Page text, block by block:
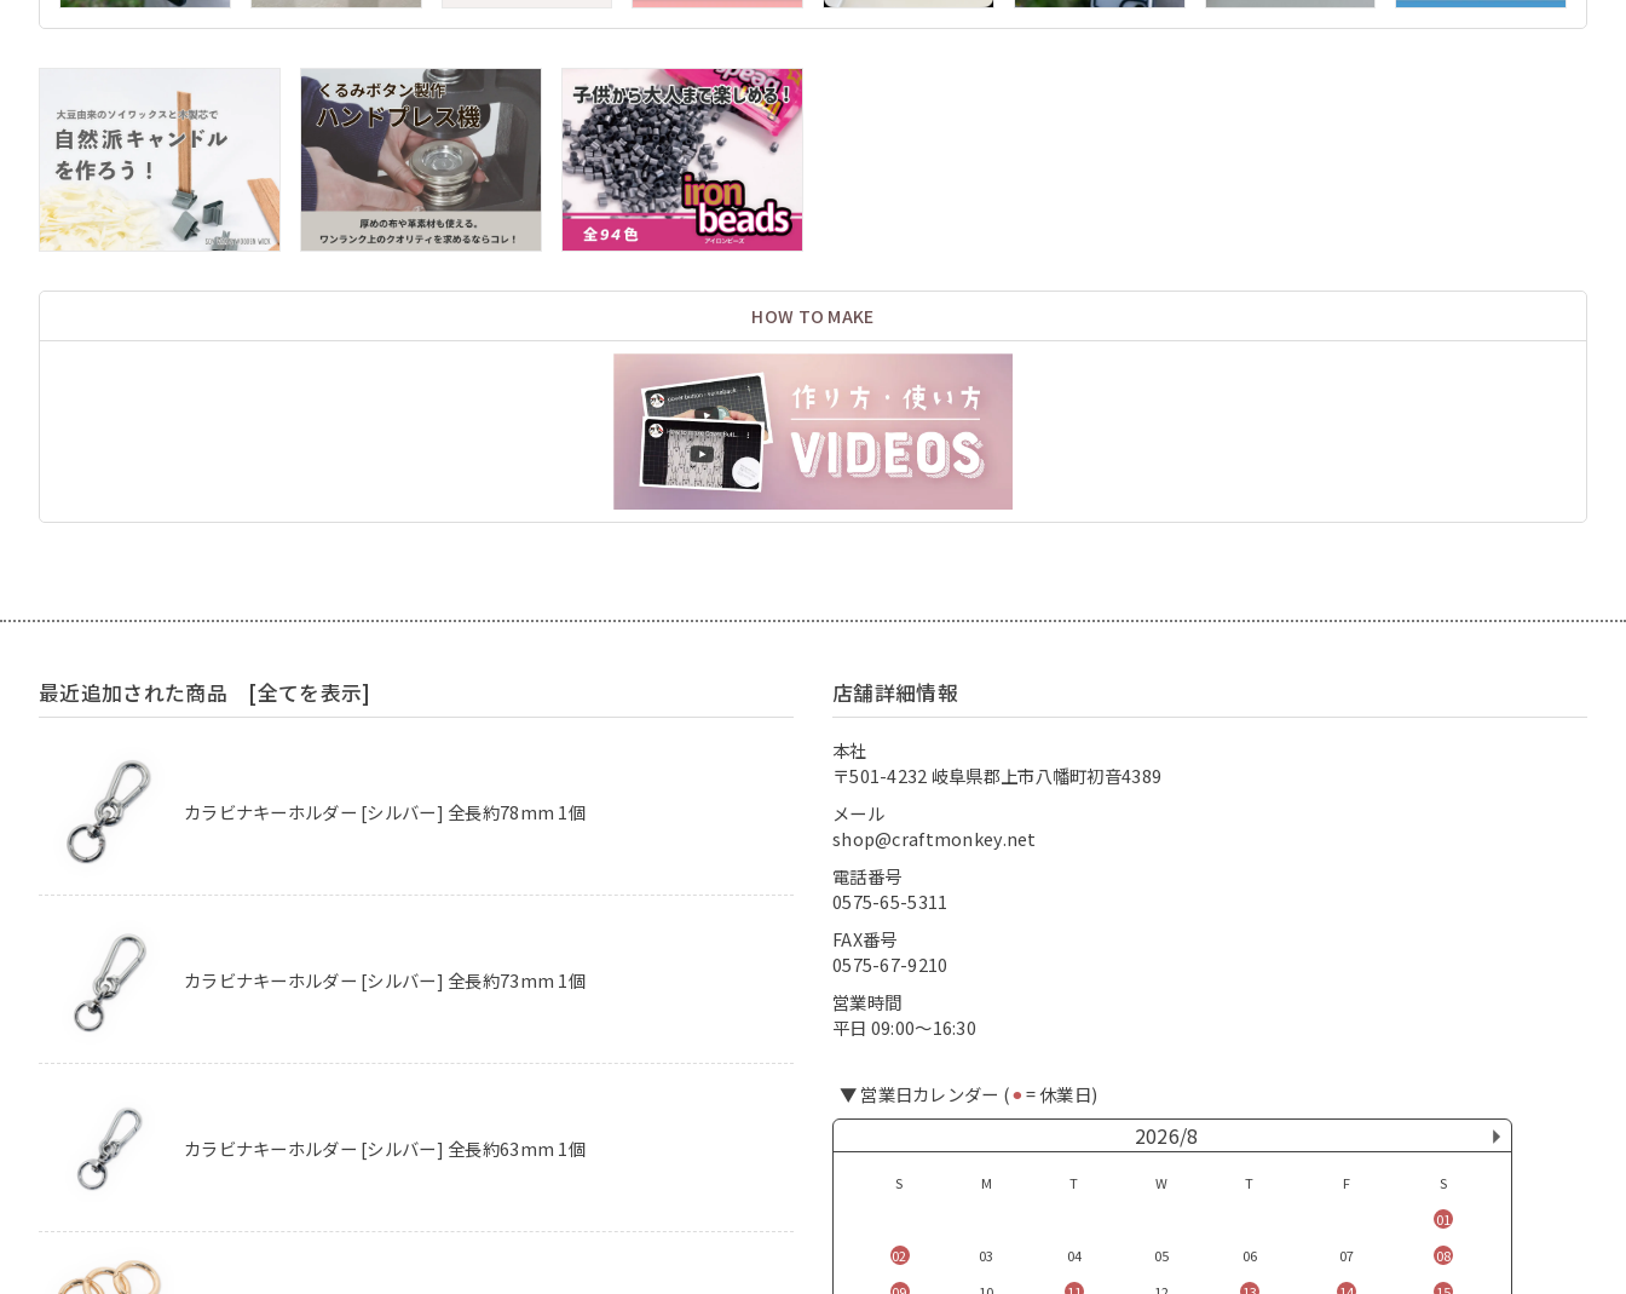
HOW TO MAKE
最近追加された商品 [全てを表示]
カラビナキーホルダー [シルバー] 全長約78mm 1個
カラビナキーホルダー [シルバー] 全長約73mm 1個
カラビナキーホルダー [シルバー] 全長約63mm 1個
店舗詳細情報
本社
〒501-4232 岐阜県郡上市八幡町初音4389
メール
shop@craftmonkey.net
電話番号
0575-65-5311
FAX番号
0575-67-9210
営業時間
平日 09:00〜16:30
▼ 営業日カレンダー (⚫︎= 休業日)
2026/8
S M T W T F
S
01
02
03 04 05 06 07
08